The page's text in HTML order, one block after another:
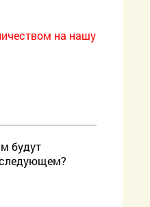
на нашу
будут